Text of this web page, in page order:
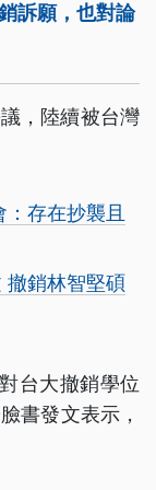
訴願，也對論
，陸續被台灣
存在抄襲且
撤銷林智堅碩
台大撤銷學位
書發文表示，